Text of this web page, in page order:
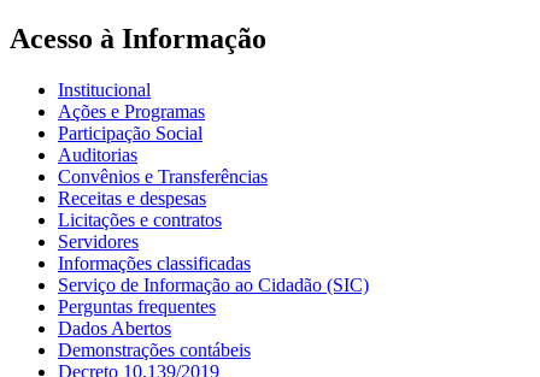
Acesso à Informação
Institucional
Ações e Programas
Participação Social
Auditorias
Convênios e Transferências
Receitas e despesas
Licitações e contratos
Servidores
Informações classificadas
Serviço de Informação ao Cidadão (SIC)
Perguntas frequentes
Dados Abertos
Demonstrações contábeis
Decreto 10.139/2019